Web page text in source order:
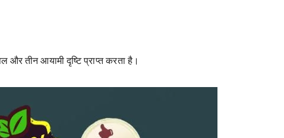
तीन आयामी दृष्टि प्राप्त करता है।